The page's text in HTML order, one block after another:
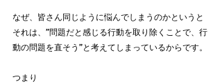
なぜ、皆さん同じように悩んでしまうのかというと
それは、”問題だと感じる行動を取り除くことで、行
動の問題を直そう”と考えてしまっているからです。
つまり